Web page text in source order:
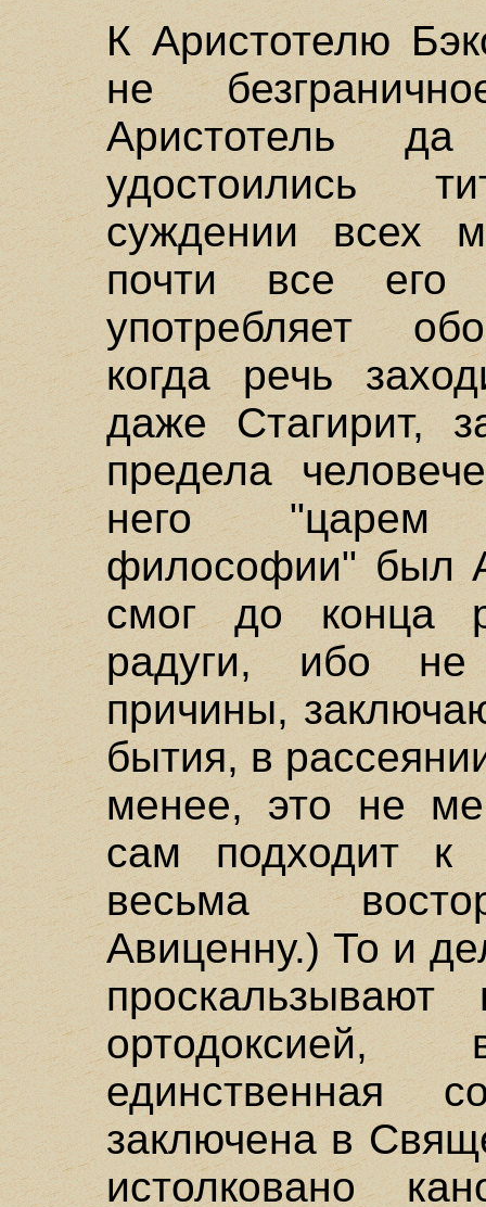
К Аристотелю
не
Аристотель да
удостоились
суждении всех
почти все его
употребляет
когда речь
даже Стагирит,
предела
него "царем
философии" был
смог до конца
радуги, ибо
причины,
бытия, в
менее, это не
сам подходит к
весьма
Авиценну.) То и
единственная
заключена в
истолковано